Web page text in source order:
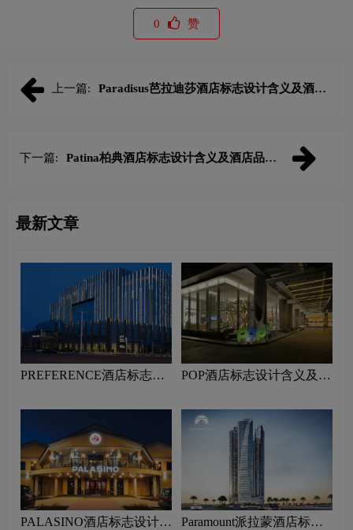
0 赞
上一篇:
Paradisus芭拉迪莎酒店标志设计含义及酒店
下一篇:
Patina柏典酒店标志设计含义及酒店品牌
最新文章
PREFERENCE酒店标志设
POP酒店标志设计含义及酒
PALASINO酒店标志设计含
Paramount派拉蒙酒店标志